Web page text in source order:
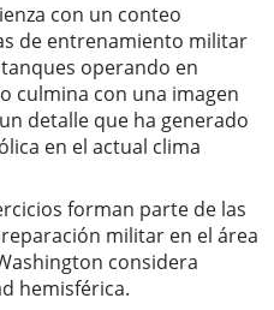
con un conteo
de entrenamiento militar
operando en
culmina con una imagen
detalle que ha generado
en el actual clima
forman parte de las
militar en el área
considera
hemisférica.